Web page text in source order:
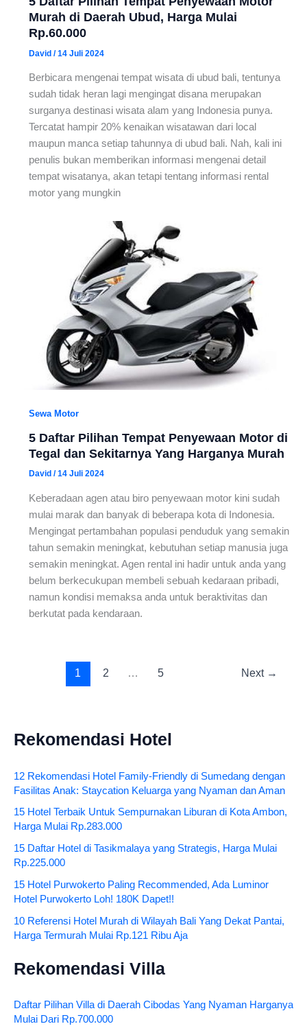
Murah di Daerah Ubud, Harga Mulai
Rp.60.000
David /14 Juli 2024
Berbicara mengenai tempat wisata di ubud bali, tentunya
sudah tidak heran lagi mengingat disana merupakan
surganya destinasi wisata alam yang Indonesia punya.
Tercatat hampir 20% kenaikan wisatawan dari local
maupun manca setiap tahunnya di ubud bali. Nah, kali ini
penulis bukan memberikan informasi mengenai detail
tempat wisatanya, akan tetapi tentang informasi rental
motor yang mungkin
Sewa Motor
5 Daftar Pilihan Tempat Penyewaan Motor di
Tegal dan Sekitarnya Yang Harganya Murah
David /14 Juli 2024
Keberadaan agen atau biro penyewaan motor kini sudah
mulai marak dan banyak di beberapa kota di Indonesia.
Mengingat pertambahan populasi penduduk yang semakin
tahun semakin meningkat, kebutuhan setiap manusia juga
semakin meningkat. Agen rental ini hadir untuk anda yang
belum berkecukupan membeli sebuah kedaraan pribadi,
namun kondisi memaksa anda untuk beraktivitas dan
berkutat pada kendaraan.
1 2 … 5 Next →
Rekomendasi Hotel
12 Rekomendasi Hotel Family-Friendly di Sumedang dengan
Fasilitas Anak: Staycation Keluarga yang Nyaman dan Aman
15 Hotel Terbaik Untuk Sempurnakan Liburan di Kota Ambon,
Harga Mulai Rp.283.000
15 Daftar Hotel di Tasikmalaya yang Strategis, Harga Mulai
Rp.225.000
15 Hotel Purwokerto Paling Recommended, Ada Luminor
Hotel Purwokerto Loh! 180K Dapet!!
10 Referensi Hotel Murah di Wilayah Bali Yang Dekat Pantai,
Harga Termurah Mulai Rp.121 Ribu Aja
Rekomendasi Villa
Daftar Pilihan Villa di Daerah Cibodas Yang Nyaman Harganya
Mulai Dari Rp.700.000